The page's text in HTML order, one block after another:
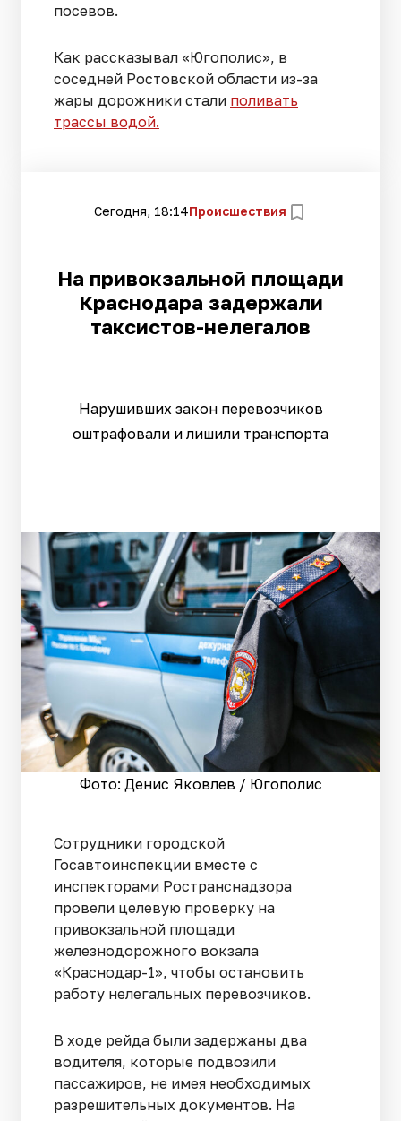
посевов.
Как рассказывал «Югополис», в
соседней Ростовской области из-за
жары дорожники стали поливать
трассы водой.
Сегодня, 18:14Происшествия
На привокзальной площади
Краснодара задержали
таксистов-нелегалов
Нарушивших закон перевозчиков
оштрафовали и лишили транспорта
Фото: Денис Яковлев / Югополис
Сотрудники городской
Госавтоинспекции вместе с
инспекторами Ространснадзора
провели целевую проверку на
привокзальной площади
железнодорожного вокзала
«Краснодар-1», чтобы остановить
работу нелегальных перевозчиков.
В ходе рейда были задержаны два
водителя, которые подвозили
пассажиров, не имея необходимых
разрешительных документов. На